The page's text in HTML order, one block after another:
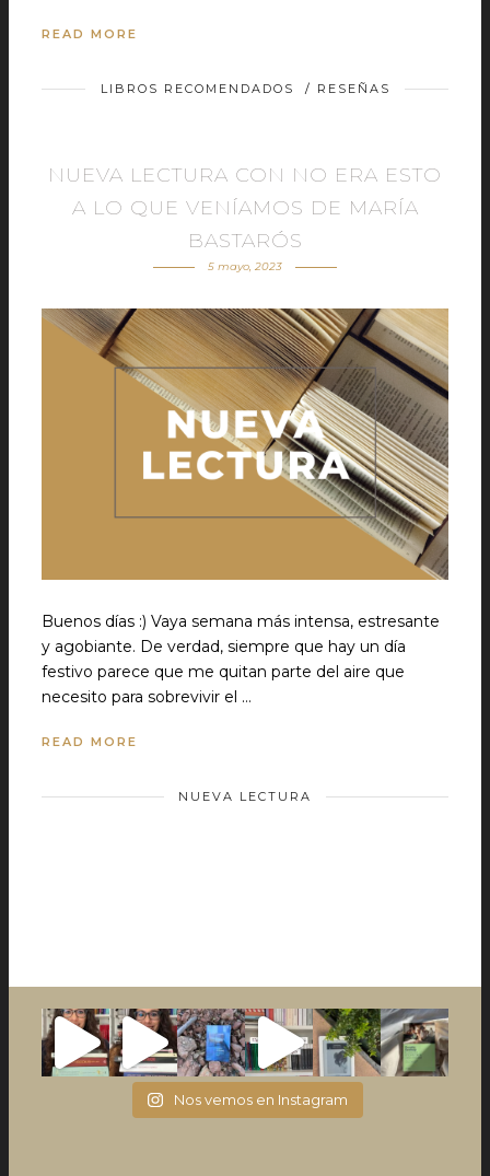
READ MORE
LIBROS RECOMENDADOS / RESEÑAS
NUEVA LECTURA CON NO ERA ESTO
A LO QUE VENÍAMOS DE MARÍA
BASTARÓS
5 mayo, 2023
Buenos días :) Vaya semana más intensa, estresante
y agobiante. De verdad, siempre que hay un día
festivo parece que me quitan parte del aire que
necesito para sobrevivir el …
READ MORE
NUEVA LECTURA
Nos vemos en Instagram